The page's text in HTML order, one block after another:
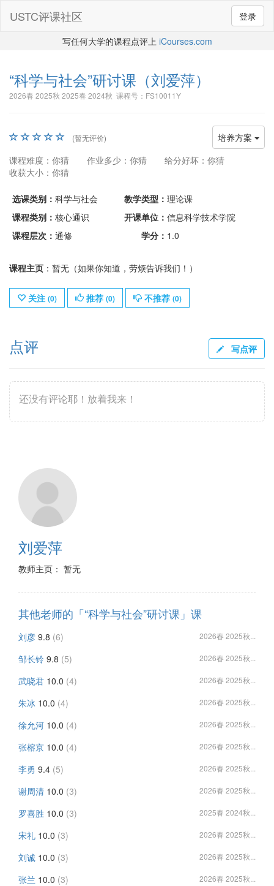
登录
USTC评课社区
写任何大学的课程点评上 iCourses.com
“科学与社会”研讨课 （刘爱萍）
2026春 2025秋 2025春 2024秋 课程号：FS10011Y
培养方案
(暂无评价)
课程难度：你猜 作业多少：你猜
给分好坏：你猜
收获大小：你猜
选课类别： 科学与社会 教学类型： 理论课
课程类别： 核心通识 开课单位： 信息科学技术学院
课程层次： 通修 学分： 1.0
课程主页 ：暂无（如果你知道，劳烦告诉我们！）
关注 (0) 推荐 (0) 不推荐 (0)
点评 写点评
还没有评论耶！放着我来！
刘爱萍
教师主页： 暂无
其他老师的「“科学与社会”研讨课」课
刘彦 9.8 (6) 2026春 2025秋...
邹长铃 9.8 (5) 2026春 2025秋...
武晓君 10.0 (4) 2026春 2025秋...
朱冰 10.0 (4) 2026春 2025秋...
徐允河 10.0 (4) 2026春 2025秋...
张榕京 10.0 (4) 2026春 2025秋...
李勇 9.4 (5) 2026春 2025秋...
谢周清 10.0 (3) 2026春 2025秋...
罗喜胜 10.0 (3) 2025春 2024秋...
宋礼 10.0 (3) 2026春 2025秋...
刘诚 10.0 (3) 2026春 2025秋...
张兰 10.0 (3) 2026春 2025秋...